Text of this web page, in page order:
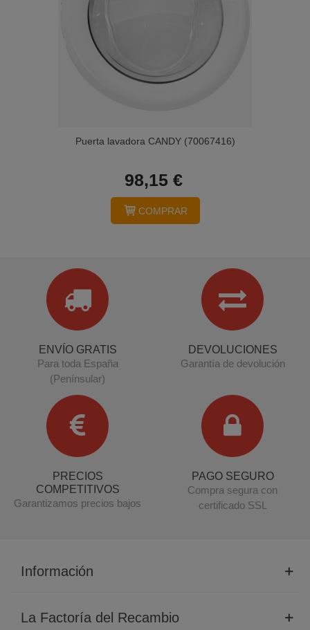
Puerta lavadora CANDY (70067416)
98,15 €
COMPRAR
ENVÍO GRATIS
Para toda España
(Penínsular)
DEVOLUCIONES
Garantía de devolución
PRECIOS
COMPETITIVOS
Garantizamos precios bajos
PAGO SEGURO
Compra segura con
certificado SSL
Información
La Factoría del Recambio